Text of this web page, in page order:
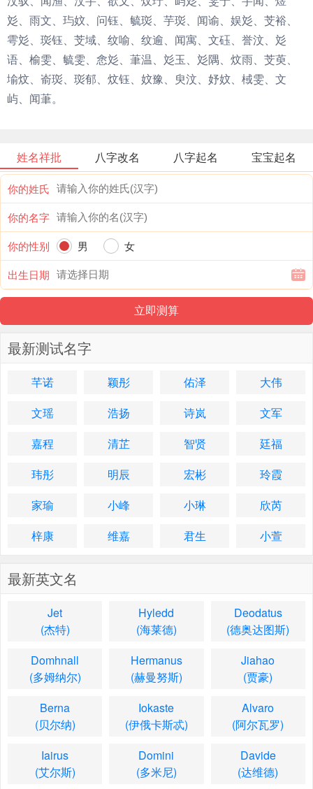
彣、雨文、玙妏、问钰、毓珳、芋珳、闻谕、娱彣、芠裕、
雩彣、珳钰、芠域、纹喻、纹逾、闻寓、文砡、誉汶、彣
语、榆雯、毓雯、悆彣、茟温、彣玉、彣隅、炆雨、芠萸、
堬炆、嵛珳、珳郁、炆钰、妏豫、臾汶、妤妏、棫雯、文
屿、闻茟。
姓名祥批 八字改名 八字起名 宝宝起名
你的姓氏
你的名字
你的性别
男
女
出生日期
最新测试名字
芊诺 颖彤 佑泽
大伟
文瑶
浩扬 诗岚
文军
嘉程
清芷 智贤
廷福
玮彤
明辰 宏彬
玲霞
家瑜
小峰 小琳
欣芮
梓康
维嘉 君生 小萱
最新英文名
Jet
(杰特)
Hyledd
(海莱德)
Deodatus
(德奥达图斯)
Domhnall
(多姆纳尔)
Hermanus
(赫曼努斯)
Jiahao
(贾豪)
Berna
(贝尔纳)
Iokaste
(伊俄卡斯忒)
Alvaro
(阿尔瓦罗)
Iairus
(艾尔斯)
Domini
(多米尼)
Davide
(达维德)